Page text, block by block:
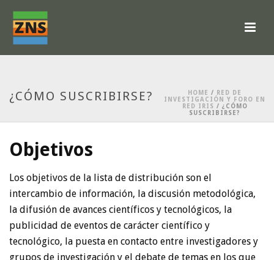
¿CÓMO SUSCRIBIRSE? HOME /
RED DE
INVESTIGACIÓN Y FORO EN
RED IRIS / ¿CÓMO
SUSCRIBIRSE?
Objetivos
Los objetivos de la lista de distribución son el
intercambio de información, la discusión metodológica,
la difusión de avances científicos y tecnológicos, la
publicidad de eventos de carácter científico y
tecnológico, la puesta en contacto entre investigadores y
grupos de investigación y el debate de temas en los que